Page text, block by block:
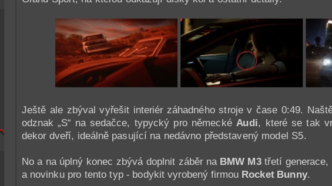
Ještě ale zbýval vyřešit interiér záhadného stroje v čase 0:49.
odznak „S“ na sedačce, typycký pro německé Audi, které se tak
dekor dveří, ideálně pasující na nedávno představený model S5.
No a na úplný konec zbývá doplnit záběr na BMW M3třetí generace,
a novinku pro tento typ - bodykit vyrobený firmou Rocket Bunny.